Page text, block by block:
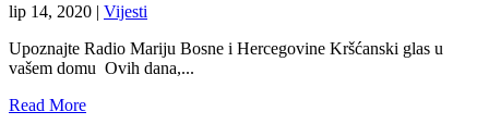
lip 14, 2020 | Vijesti
Upoznajte Radio Mariju Bosne i Hercegovine Kršćanski glas u
vašem domu Ovih dana,...
Read More